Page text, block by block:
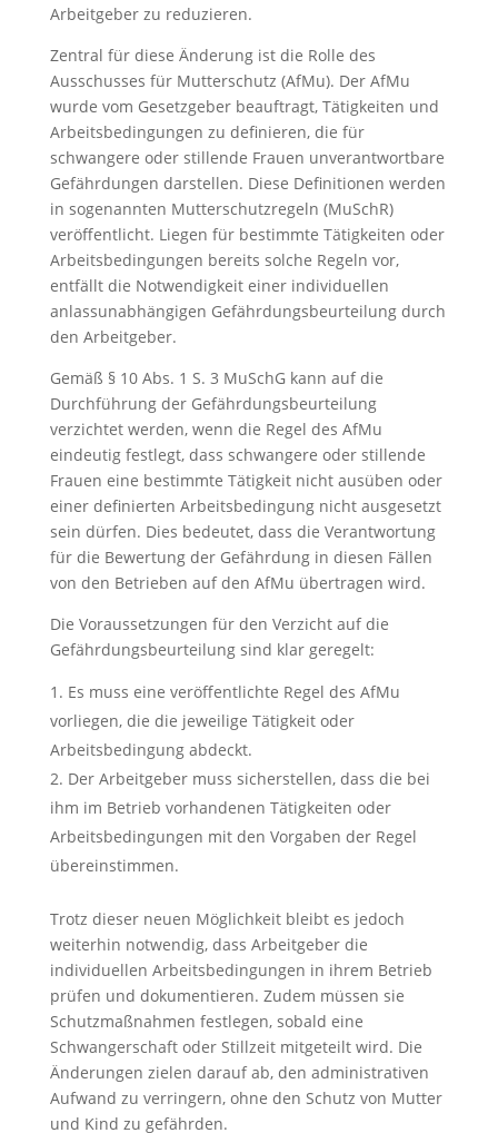
Arbeitgeber zu reduzieren.
Zentral für diese Änderung ist die Rolle des
Ausschusses für Mutterschutz (AfMu). Der AfMu
wurde vom Gesetzgeber beauftragt, Tätigkeiten und
Arbeitsbedingungen zu definieren, die für
schwangere oder stillende Frauen unverantwortbare
Gefährdungen darstellen. Diese Definitionen werden
in sogenannten Mutterschutzregeln (MuSchR)
veröffentlicht. Liegen für bestimmte Tätigkeiten oder
Arbeitsbedingungen bereits solche Regeln vor,
entfällt die Notwendigkeit einer individuellen
anlassunabhängigen Gefährdungsbeurteilung durch
den Arbeitgeber.
Gemäß § 10 Abs. 1 S. 3 MuSchG kann auf die
Durchführung der Gefährdungsbeurteilung
verzichtet werden, wenn die Regel des AfMu
eindeutig festlegt, dass schwangere oder stillende
Frauen eine bestimmte Tätigkeit nicht ausüben oder
einer definierten Arbeitsbedingung nicht ausgesetzt
sein dürfen. Dies bedeutet, dass die Verantwortung
für die Bewertung der Gefährdung in diesen Fällen
von den Betrieben auf den AfMu übertragen wird.
Die Voraussetzungen für den Verzicht auf die
Gefährdungsbeurteilung sind klar geregelt:
Es muss eine veröffentlichte Regel des AfMu
vorliegen, die die jeweilige Tätigkeit oder
Arbeitsbedingung abdeckt.
Der Arbeitgeber muss sicherstellen, dass die bei
ihm im Betrieb vorhandenen Tätigkeiten oder
Arbeitsbedingungen mit den Vorgaben der Regel
übereinstimmen.
Trotz dieser neuen Möglichkeit bleibt es jedoch
weiterhin notwendig, dass Arbeitgeber die
individuellen Arbeitsbedingungen in ihrem Betrieb
prüfen und dokumentieren. Zudem müssen sie
Schutzmaßnahmen festlegen, sobald eine
Schwangerschaft oder Stillzeit mitgeteilt wird. Die
Änderungen zielen darauf ab, den administrativen
Aufwand zu verringern, ohne den Schutz von Mutter
und Kind zu gefährden.